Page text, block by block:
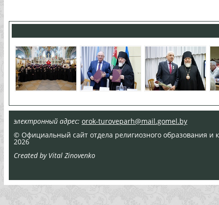
электронный адрес: orok-turoveparh@mail.gomel.by
© Официальный сайт отдела религиозного образования и
2026
Created by Vital Zinovenko